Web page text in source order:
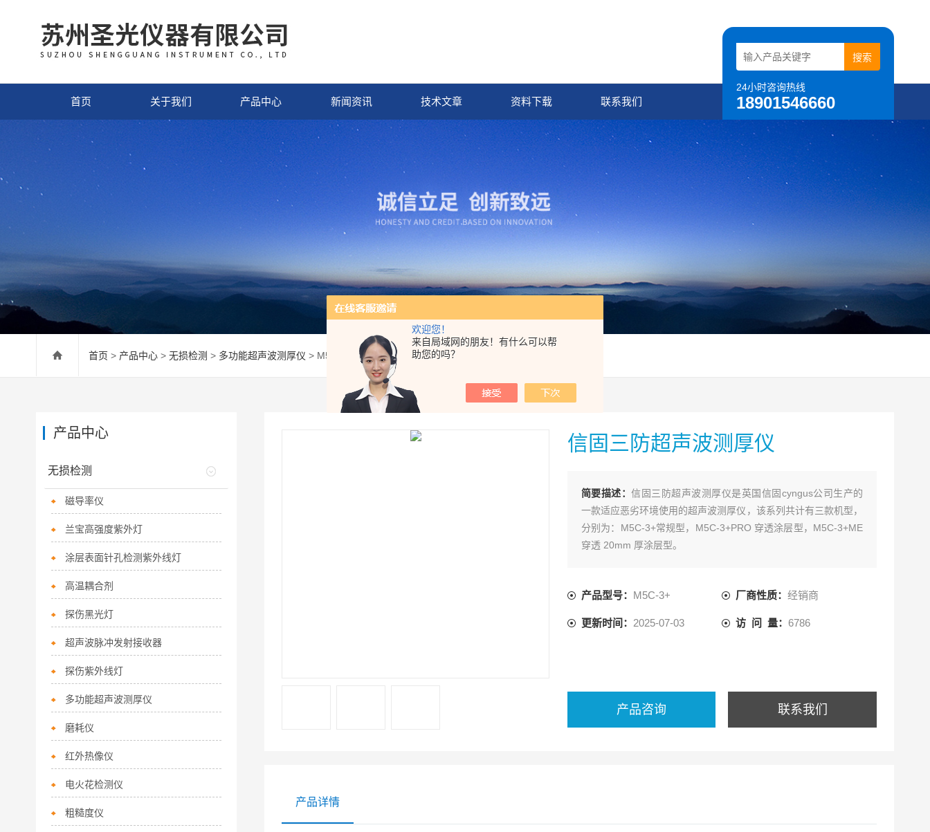
欢迎您！
来自局域网的朋友！有什么可以帮
助您的吗？
24小时咨询热线
18901546660
首页 关于我们 产品中心 新闻资讯 技术文章 资料下载 联系我们
首页 > 产品中心 > 无损检测 > 多功能超声波测厚仪 > M5C-3+信固三防超声波测厚仪
信固三防超声波测厚仪
简要描述：信固三防超声波测厚仪是英国信固cyngus公司生产的
一款适应恶劣环境使用的超声波测厚仪，该系列共计有三款机型，
分别为：M5C-3+常规型，M5C-3+PRO 穿透涂层型，M5C-3+ME
穿透 20mm 厚涂层型。
产品型号： M5C-3+ 厂商性质：经销商
更新时间： 2025-07-03 访 问 量：6786
产品咨询 联系我们
产品详情
产品中心
无损检测
磁导率仪
兰宝高强度紫外灯
涂层表面针孔检测紫外线灯
高温耦合剂
探伤黑光灯
超声波脉冲发射接收器
探伤紫外线灯
多功能超声波测厚仪
磨耗仪
红外热像仪
电火花检测仪
粗糙度仪